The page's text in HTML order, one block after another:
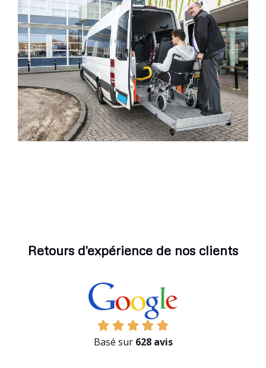
Retours d'expérience de nos clients
Basé sur 628 avis